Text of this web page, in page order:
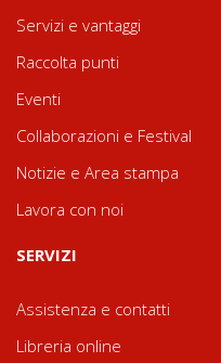
Servizi e vantaggi
Raccolta punti
Eventi
Collaborazioni e Festival
Notizie e Area stampa
Lavora con noi
SERVIZI
Assistenza e contatti
Libreria online